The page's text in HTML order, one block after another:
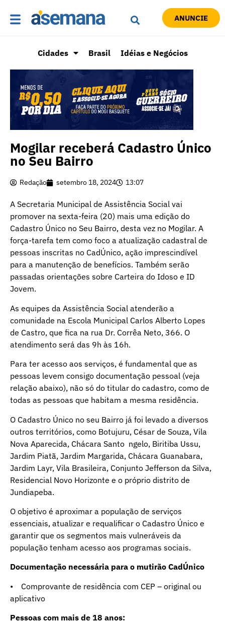
ANUNCIE
Cidades Brasil Idéias e Negócios
Mogilar receberá Cadastro Único
no Seu Bairro
Redação setembro 18, 2024 13:07
A Secretaria Municipal de Assistência Social vai
promover na sexta-feira (20) mais uma edição do
Cadastro Único no Seu Bairro, desta vez no Mogilar. A
força-tarefa tem como foco a atualização cadastral de
pessoas inscritas no CadÚnico, ação imprescindível
para a manutenção de benefícios. Também serão
passadas orientações sobre Carteira do Idoso e ID
Jovem.
As equipes da Assistência Social atenderão a
comunidade na Escola Municipal Carlos Alberto Lopes
de Castro, que fica na rua Dr. Corrêa Neto, 366. O
atendimento será das 9h às 16h.
Para ter acesso aos serviços, é fundamental que as
pessoas levem consigo documentação pessoal (veja
relação abaixo), não só do titular do cadastro, como de
todas as pessoas que habitam a mesma residência.
O Cadastro Único no seu Bairro já foi levado a diversos
outros territórios, como Botujuru, César de Souza, Vila
Nova Aparecida, Chácara Santo ngelo, Biritiba Ussu,
Jardim Piatã, Jardim Margarida, Chácara Guanabara,
Jardim Layr, Vila Brasileira, Conjunto Jefferson da Silva,
Residencial Novo Horizonte e o próprio distrito de
Jundiapeba.
O objetivo é aproximar a população de serviços
essenciais, atualizar e requalificar o Cadastro Único e
garantir que os segmentos mais vulneráveis da
população tenham acesso aos programas sociais.
Documentação necessária para o mutirão CadÚnico
• Comprovante de residência com CEP – original ou
aplicativo
Pessoas com mais de 18 anos: